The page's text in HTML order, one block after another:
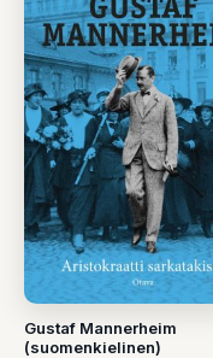
Gustaf Mannerheim
(suomenkielinen)